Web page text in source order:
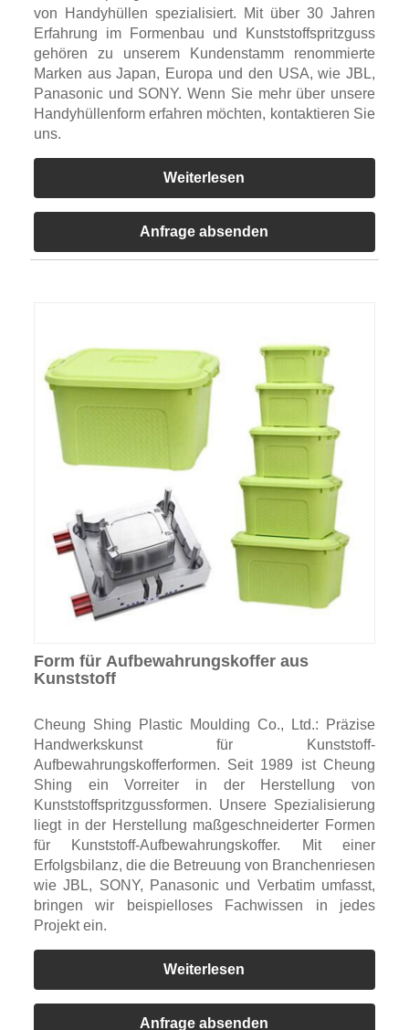
von Handyhüllen spezialisiert. Mit über 30 Jahren
Erfahrung im Formenbau und Kunststoffspritzguss
gehören zu unserem Kundenstamm renommierte
Marken aus Japan, Europa und den USA, wie JBL,
Panasonic und SONY. Wenn Sie mehr über unsere
Handyhüllenform erfahren möchten, kontaktieren Sie
uns.
Weiterlesen
Anfrage absenden
Form für Aufbewahrungskoffer aus
Kunststoff
Cheung Shing Plastic Moulding Co., Ltd.: Präzise
Handwerkskunst für Kunststoff-
Aufbewahrungskofferformen. Seit 1989 ist Cheung
Shing ein Vorreiter in der Herstellung von
Kunststoffspritzgussformen. Unsere Spezialisierung
liegt in der Herstellung maßgeschneiderter Formen
für Kunststoff-Aufbewahrungskoffer. Mit einer
Erfolgsbilanz, die die Betreuung von Branchenriesen
wie JBL, SONY, Panasonic und Verbatim umfasst,
bringen wir beispielloses Fachwissen in jedes
Projekt ein.
Weiterlesen
Anfrage absenden